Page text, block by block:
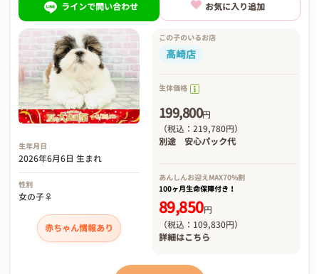
ラインで問い合わせ お気に入り追加
生年月日
2026年6月6日 生まれ
性別
女の子♀
赤ちゃん情報あり
この子のいるお店
高崎店
生体価格
199,800円
（税込：219,780円）
別途 安心パック代
あんしんお迎えMAX70%割
100ヶ月生命保障付き！
89,850円
（税込：109,830円）
詳細はこちら